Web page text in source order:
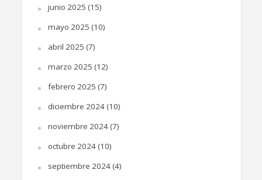
junio 2025 (15)
mayo 2025 (10)
abril 2025 (7)
marzo 2025 (12)
febrero 2025 (7)
diciembre 2024(10)
noviembre 2024(7)
octubre 2024(10)
septiembre 2024(4)